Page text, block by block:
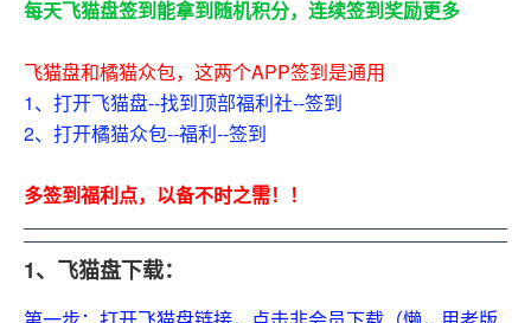
每天飞猫盘签到能拿到随机积分，连续签到奖励更多
飞猫盘和橘猫众包，这两个APP签到是通用
1、打开飞猫盘--找到顶部福利社--签到
2、打开橘猫众包--福利--签到
多签到福利点，以备不时之需！！
1、飞猫盘下载：